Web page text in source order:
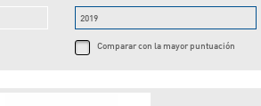
2019
Comparar con la mayor puntuación